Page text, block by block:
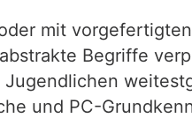
mit
Begriffe
und PC-